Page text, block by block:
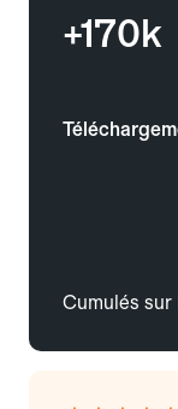
+170k
Cumulés sur